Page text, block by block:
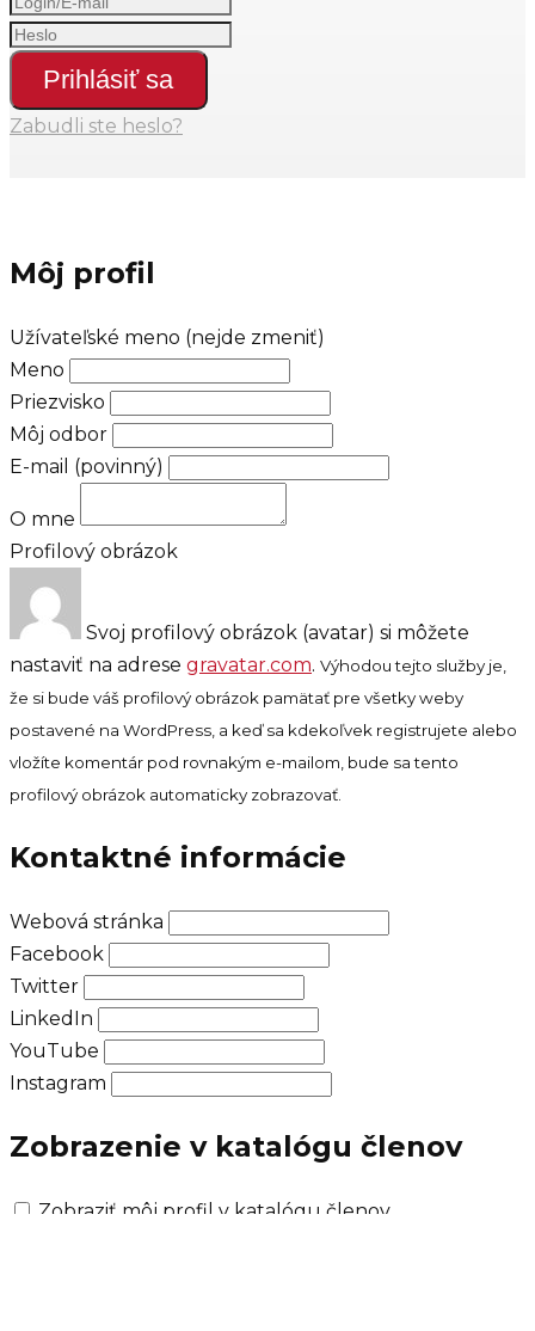
Prihlásiť sa
Zabudli ste heslo?
Môj profil
Užívateľské meno (nejde zmeniť)
Meno
Priezvisko
Môj odbor
E-mail (povinný)
O mne
Profilový obrázok
Svoj profilový obrázok (avatar) si môžete
nastaviť na adrese gravatar.com. Výhodou tejto služby je,
že si bude váš profilový obrázok pamätať pre všetky weby
postavené na WordPress, a keď sa kdekoľvek registrujete alebo
vložíte komentár pod rovnakým e-mailom, bude sa tento
profilový obrázok automaticky zobrazovať.
Kontaktné informácie
Webová stránka
Facebook
Twitter
LinkedIn
YouTube
Instagram
Zobrazenie v katalógu členov
Zobraziť môj profil v katalógu členov